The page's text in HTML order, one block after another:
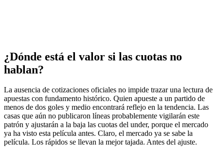
¿Dónde está el valor si las cuotas no
hablan?
La ausencia de cotizaciones oficiales no impide trazar una lectura de
apuestas con fundamento histórico. Quien apueste a un partido de
menos de dos goles y medio encontrará reflejo en la tendencia. Las
casas que aún no publicaron líneas probablemente vigilarán este
patrón y ajustarán a la baja las cuotas del under, porque el mercado
ya ha visto esta película antes. Claro, el mercado ya se sabe la
película. Los rápidos se llevan la mejor tajada. Antes del ajuste.